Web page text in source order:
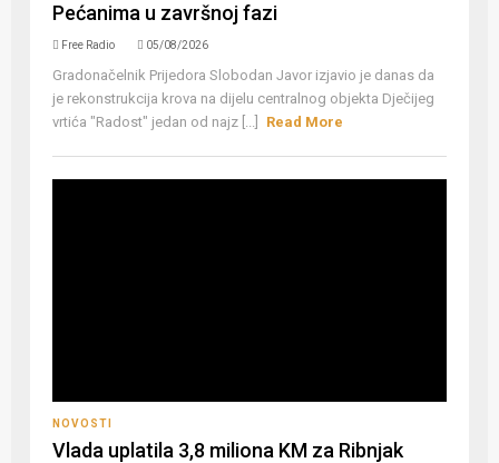
Pećanima u završnoj fazi
Free Radio 05/08/2026
Gradonačelnik Prijedora Slobodan Javor izjavio je danas da
je rekonstrukcija krova na dijelu centralnog objekta Dječijeg
vrtića "Radost" jedan od najz [...]
Read More
NOVOSTI
Vlada uplatila 3,8 miliona KM za Ribnjak